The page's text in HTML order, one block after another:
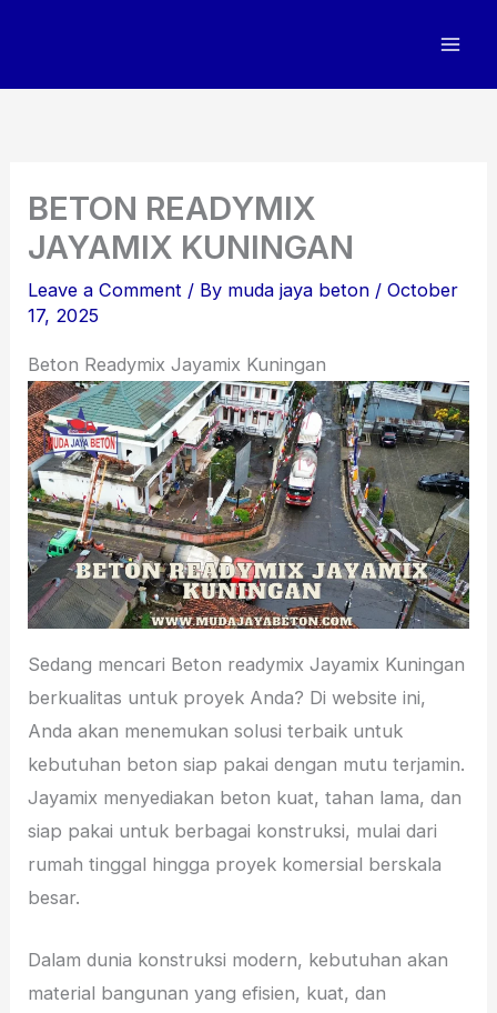
BETON READYMIX
JAYAMIX KUNINGAN
Leave a Comment / By muda jaya beton /October
17, 2025
Beton Readymix Jayamix Kuningan
Sedang mencari Beton readymix Jayamix Kuningan
berkualitas untuk proyek Anda? Di website ini,
Anda akan menemukan solusi terbaik untuk
kebutuhan beton siap pakai dengan mutu terjamin.
Jayamix menyediakan beton kuat, tahan lama, dan
siap pakai untuk berbagai konstruksi, mulai dari
rumah tinggal hingga proyek komersial berskala
besar.
Dalam dunia konstruksi modern, kebutuhan akan
material bangunan yang efisien, kuat, dan